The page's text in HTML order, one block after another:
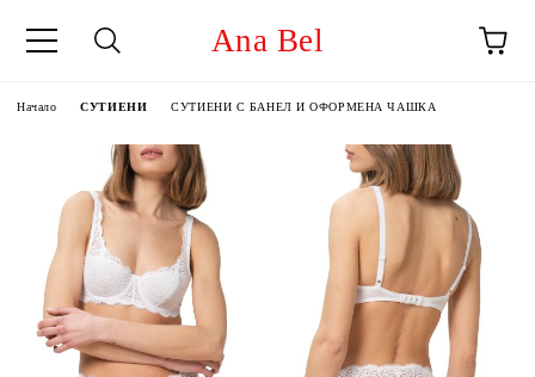
Ana Bel
Начало СУТИЕНИ СУТИЕНИ С БАНЕЛ И ОФОРМЕНА ЧАШКА